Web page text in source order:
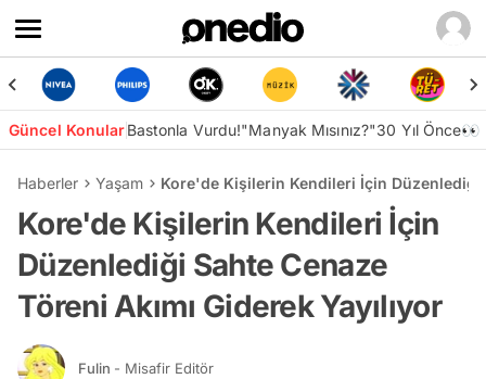
Güncel KonularBastonla Vurdu!"Manyak Mısınız?"30 Yıl Önce👀
Haberler Yaşam Kore'de Kişilerin Kendileri İçin Düzenlediği
Kore'de Kişilerin Kendileri İçin
Düzenlediği Sahte Cenaze
Töreni Akımı Giderek Yayılıyor
Fulin - Misafir Editör